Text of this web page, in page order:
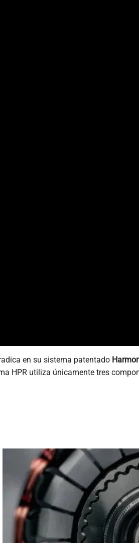
en su sistema patentado
HPR utiliza únicamente tres